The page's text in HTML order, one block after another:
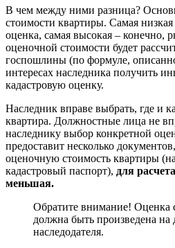
В чем между ними разница?
стоимости квартиры. Самая
оценка, самая высокая – конечно,
оценочной стоимости будет
госпошлины (по формуле,
интересах наследника получить
кадастровую оценку.
Наследник вправе выбрать, где и
квартира. Должностные лица не
наследнику выбор конкретной
предоставит несколько
оценочную стоимость квартиры
кадастровый паспорт), для
меньшая.
Обратите внимание! Оценка
должна быть произведена на
наследодателя.